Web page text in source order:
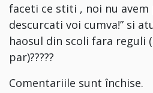
faceti ce stiti , noi nu avem
descurcati voi cumva!” si
haosul din scoli fara reguli
par)?????
Comentariile sunt închise.